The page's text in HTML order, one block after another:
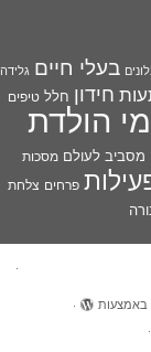
בעלי חיים גלידה
חידון חלל טיפיםהולדת
מסביב לעולם מסכות
פרחים צלחת
·
באמצעות
·